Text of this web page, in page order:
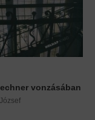
vonzásában